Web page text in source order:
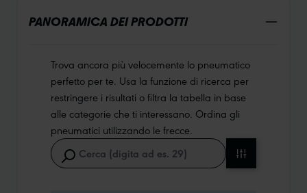
PANORAMICA DEI PRODOTTI
Trova ancora più velocemente lo pneumatico
perfetto per te. Usa la funzione di ricerca per
restringere i risultati o filtra la tabella in base
alle categorie che ti interessano. Ordina gli
pneumatici utilizzando le frecce.